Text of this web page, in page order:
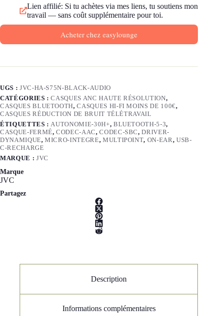
Lien affilié: Si tu achètes via mes liens, tu soutiens mon
travail — sans coût supplémentaire pour toi.
Acheter chez easylounge
UGS : JVC-HA-S75N-BLACK-AUDIO
CATÉGORIES :CASQUES ANC HAUTE RÉSOLUTION,
CASQUES BLUETOOTH,CASQUES HI-FI MOINS DE 100€,
CASQUES RÉDUCTION DE BRUIT TÉLÉTRAVAIL
ÉTIQUETTES : AUTONOMIE-30H+, BLUETOOTH-5-3,
CASQUE-FERMÉ,CODEC-AAC,CODEC-SBC,DRIVER-
DYNAMIQUE,MICRO-INTEGRE, MULTIPOINT, ON-EAR, USB-
C-RECHARGE
MARQUE : JVC
Marque
JVC
Partagez
Description
Informations complémentaires